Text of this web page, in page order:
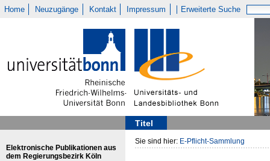
Home Neuzugänge Kontakt Impressum Erweiterte Suche
Titel
Elektronische Publikationen aus
dem Regierungsbezirk Köln
Sie sind hier: E-Pflicht-Sammlung